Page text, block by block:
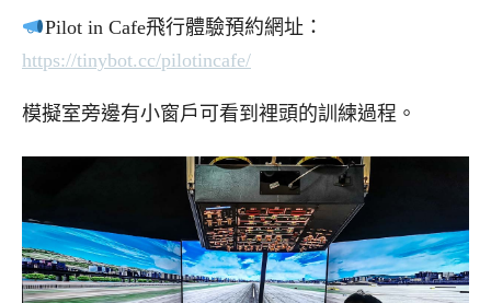
Pilot in Cafe飛行體驗預約網址：
https://tinybot.cc/pilotincafe/
模擬室旁邊有小窗戶可看到裡頭的訓練過程。